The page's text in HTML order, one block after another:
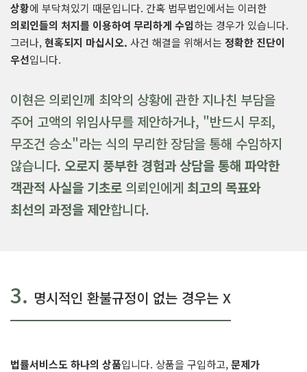
상황에 부닥쳐있기 때문입니다. 간혹 법무법인에서는 이러한
의뢰인들의 처지를 이용하여 무리하게 수임하는 경우가 있습니다.
그러나,현혹되지 마십시오. 사건 해결을 위해서는 정확한 진단이
우선입니다.
이현은 의뢰인께 최악의 상황에 관한 지나친 부담을
주어 고액의 위임사무를 제안하거나, "반드시 무죄,
무조건 승소"라는 식의 무리한 장담을 통해 수임하지
않습니다. 오로지 풍부한 경험과 상담을 통해 파악한
객관적 사실을 기초로 의뢰인에게 최고의 목표와
최선의 과정을 제안합니다.
3. 명시적인 환불규정이 없는 경우는 X
법률서비스도 하나의 상품입니다. 상품을 구입하고,문제가